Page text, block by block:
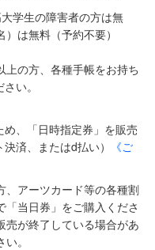
学生の障害者の方は無
は無料（予約不要）
上の方、各種手帳をお持ち
い。
、「日時指定券」を販売
済、またはd払い）
《ご
、アーツカード等の各種割
当日券」をご購入くださ
売が終了している場合があ
。